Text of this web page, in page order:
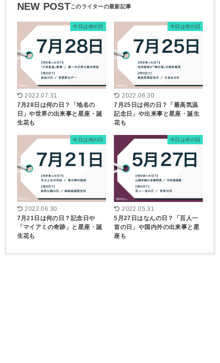
NEW POST
今日は何の日
2022.07.31
7月28日は何の日？「地名の
日」や世界の出来事と星座・誕
生花も
今日は何の日
2022.06.30
7月25日は何の日？「最高気温
記念日」や出来事と星座・誕生
花も
今日は何の日
2022.06.30
7月21日は何の日？記念日や
「マイアミの奇跡」と星座・誕
生花も
今日は何の日
2022.05.31
5月27日はなんの日？「百人一
首の日」や国内外の出来事と星
座も